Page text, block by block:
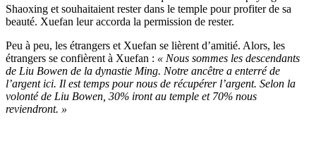
Shaoxing et souhaitaient rester dans le temple pour profiter de sa
beauté. Xuefan leur accorda la permission de rester.
Peu à peu, les étrangers et Xuefan se lièrent d’amitié. Alors, les
étrangers se confièrent à Xuefan : « Nous sommes les descendants
de Liu Bowen de la dynastie Ming. Notre ancêtre a enterré de
l’argent ici. Il est temps pour nous de récupérer l’argent. Selon la
volonté de Liu Bowen, 30% iront au temple et 70% nous
reviendront. »